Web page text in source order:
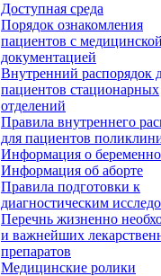
Доступная среда
Порядок ознакомления
пациентов с медицинской
документацией
Внутренний распорядок
пациентов стационарных
отделений
Правила внутреннего
для пациентов
Информация о
Информация об аборте
Правила подготовки к
диагностическим
Перечнь жизненно
и важнейших
препаратов
Медицинские ролики